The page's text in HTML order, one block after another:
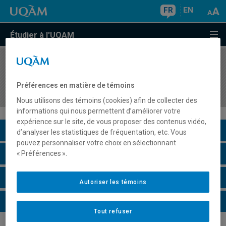
FR EN
Étudier à l'UQAM
COURS//
de la gestion client
Description du cours
Horaire - Été 2026
Horaire - Automne 2026
Horaire - Hiver 2027
Préférences en matière de témoins
Nous utilisons des témoins (cookies) afin de collecter des
informations qui nous permettent d’améliorer votre
expérience sur le site, de vous proposer des contenus vidéo,
d’analyser les statistiques de fréquentation, etc. Vous
pouvez personnaliser votre choix en sélectionnant
« Préférences ».
Tout refuser
Autoriser les témoins